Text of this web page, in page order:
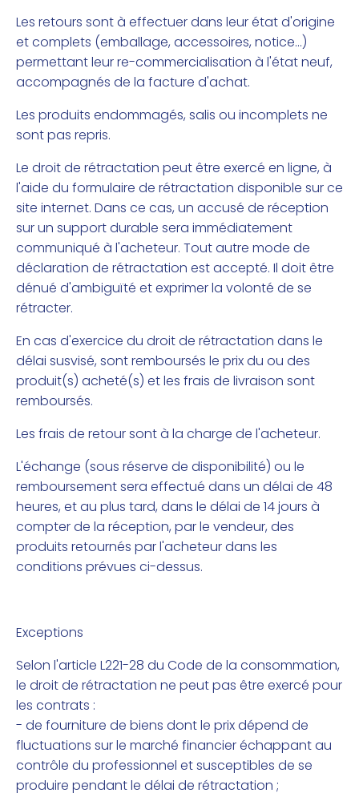
Les retours sont à effectuer dans leur état d'origine
et complets (emballage, accessoires, notice...)
permettant leur re-commercialisation à l'état neuf,
accompagnés de la facture d'achat.
Les produits endommagés, salis ou incomplets ne
sont pas repris.
Le droit de rétractation peut être exercé en ligne, à
l'aide du formulaire de rétractation disponible sur ce
site internet. Dans ce cas, un accusé de réception
sur un support durable sera immédiatement
communiqué à l'acheteur. Tout autre mode de
déclaration de rétractation est accepté. Il doit être
dénué d'ambiguïté et exprimer la volonté de se
rétracter.
En cas d'exercice du droit de rétractation dans le
délai susvisé, sont remboursés le prix du ou des
produit(s) acheté(s) et les frais de livraison sont
remboursés.
Les frais de retour sont à la charge de l'acheteur.
L'échange (sous réserve de disponibilité) ou le
remboursement sera effectué dans un délai de 48
heures, et au plus tard, dans le délai de 14 jours à
compter de la réception, par le vendeur, des
produits retournés par l'acheteur dans les
conditions prévues ci-dessus.
Exceptions
Selon l'article L221-28 du Code de la consommation,
le droit de rétractation ne peut pas être exercé pour
les contrats :
- de fourniture de biens dont le prix dépend de
fluctuations sur le marché financier échappant au
contrôle du professionnel et susceptibles de se
produire pendant le délai de rétractation ;